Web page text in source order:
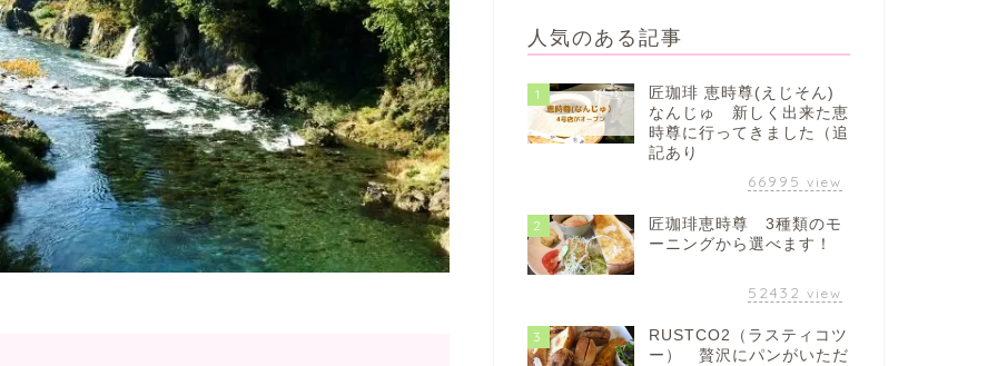
人気のある記事
1
匠珈琲 恵時尊(えじそん)
なんじゅ 新しく出来た恵
時尊に行ってきました（追
記あり
66995 view
2
匠珈琲恵時尊 3種類のモ
ーニングから選べます！
52432 view
3
RUSTCO2（ラスティコツ
ー） 贅沢にパンがいただ